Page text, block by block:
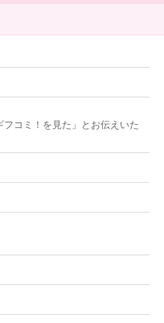
コミ！を見た」とお伝えいた